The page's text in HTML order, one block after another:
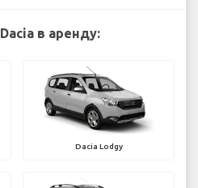
в аренду:
Dacia Lodgy